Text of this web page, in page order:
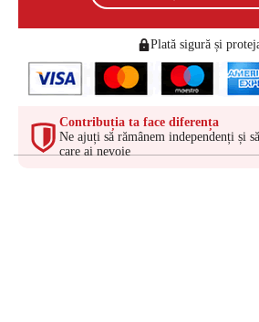
Plată sigură și
Contribuția ta face diferența
Ne ajuți să rămânem independenți și
care ai nevoie